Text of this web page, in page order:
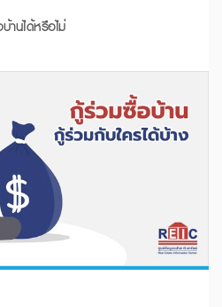
บมหาวิทยาลัย กู้ซื้อบ้านได้หรือไม่